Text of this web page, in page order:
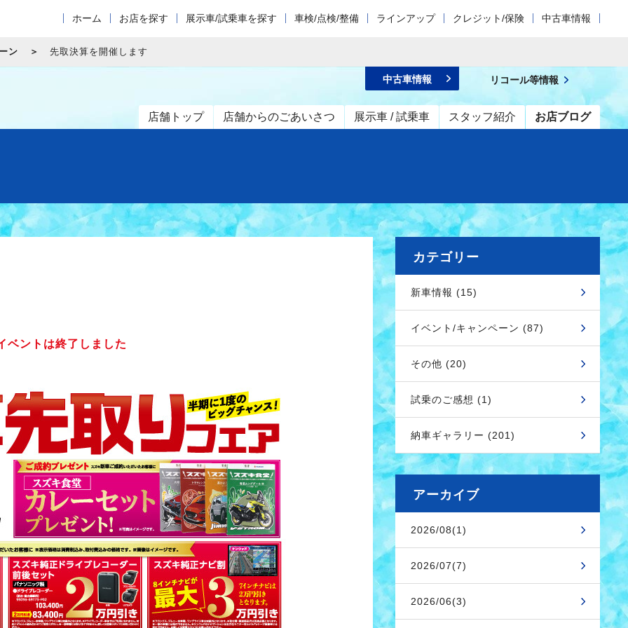
ホーム お店を探す 展示車/試乗車を探す 車検/点検/整備 ラインアップ クレジット/保険 中古車情報
ン 先取決算を開催します
店舗トップ 店舗からのごあいさつ 展示車 / 試乗車 スタッフ紹介 お店ブログ
中古車情報 リコール等情報
ベントは終了しました
カテゴリー
新車情報 (15)
イベント/キャンペーン (87)
その他 (20)
試乗のご感想 (1)
納車ギャラリー (201)
アーカイブ
2026/08(1)
2026/07(7)
2026/06(3)